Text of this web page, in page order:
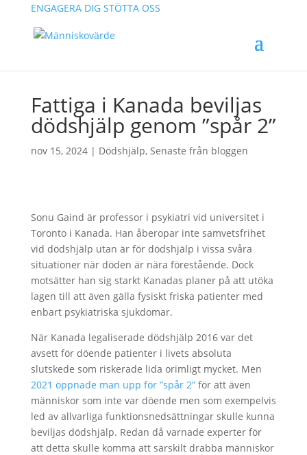
ENGAGERA DIG STÖTTA OSS
Fattiga i Kanada beviljas
dödshjälp genom ”spår 2”
nov 15, 2024| Dödshjälp, Senaste från bloggen
Sonu Gaind är professor i psykiatri vid universitet i
Toronto i Kanada. Han åberopar inte samvetsfrihet
vid dödshjälp utan är för dödshjälp i vissa svåra
situationer när döden är nära förestående. Dock
motsätter han sig starkt Kanadas planer på att utöka
lagen till att även gälla fysiskt friska patienter med
enbart psykiatriska sjukdomar.
När Kanada legaliserade dödshjälp 2016 var det
avsett för döende patienter i livets absoluta
slutskede som riskerade lida orimligt mycket. Men
2021 öppnade man upp för ”spår 2”för att även
människor som inte var döende men som exempelvis
led av allvarliga funktionsnedsättningar skulle kunna
beviljas dödshjälp. Redan då varnade experter för
att detta skulle komma att särskilt drabba människor